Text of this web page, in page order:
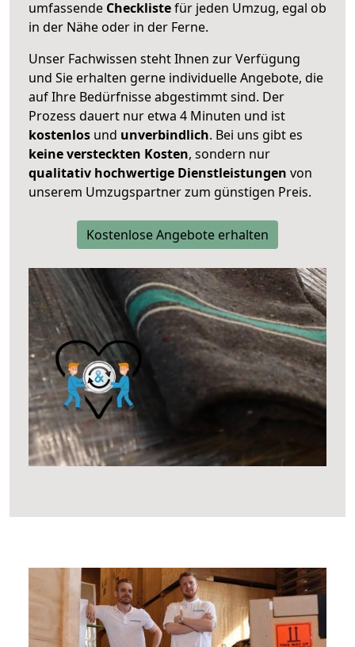
umfassende Checklistefür jeden Umzug, egal ob
in der Nähe oder in der Ferne.
Unser Fachwissen steht Ihnen zur Verfügung
und Sie erhalten gerne individuelle Angebote, die
auf Ihre Bedürfnisse abgestimmt sind. Der
Prozess dauert nur etwa 4 Minuten und ist
kostenlos und unverbindlich. Bei uns gibt es
keine versteckten Kosten, sondern nur
qualitativ hochwertige Dienstleistungen von
unserem Umzugspartner zum günstigen Preis.
Kostenlose Angebote erhalten